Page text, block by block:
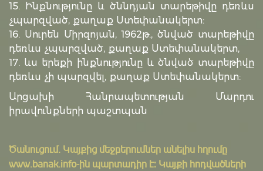
15. Ինքնությունը և ծննդյան տարեթիվը դեռևս
չպարզված, քաղաք Ստեփանակերտ:
16. Սուրեն Միրզոյան, 1962թ., ծնված տարեթիվը
դեռևս չպարզված, քաղաք Ստեփանակերտ,
17. ևս երեքի ինքնությունը և ծնված տարեթիվը
դեռևս չի պարզվել, քաղաք Ստեփանակերտ:
Արցախի Հանրապետության Մարդու
իրավունքների պաշտպան
Ծանուցում․ Կայքից մեջբերումներ անելիս հղումը
www.banak.info-ին պարտադիր է: Կայքի հոդվածների